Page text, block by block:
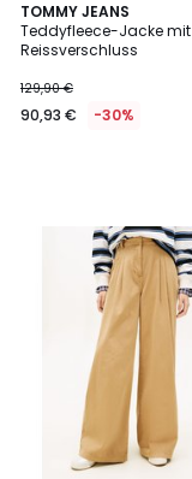
TOMMY JEANS
Teddyfleece-Jacke mit
Reissverschluss
129,90 €
90,93 € -30%